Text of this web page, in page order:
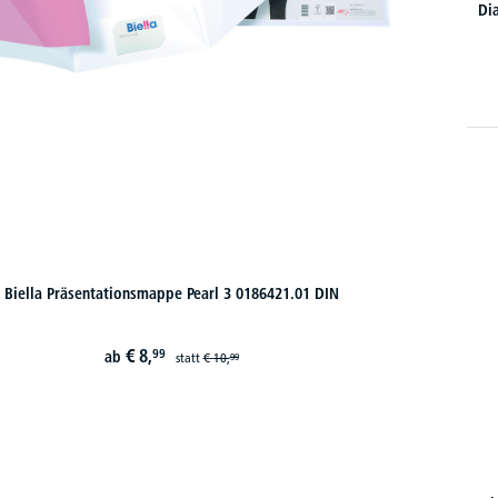
Biella Präsentationsmappe Pearl 3 0186421.01 DIN
ab € 8,99 statt€ 10,99